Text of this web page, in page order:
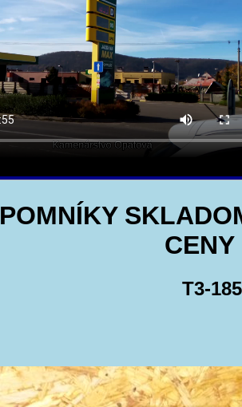
POMNÍKY
T3-